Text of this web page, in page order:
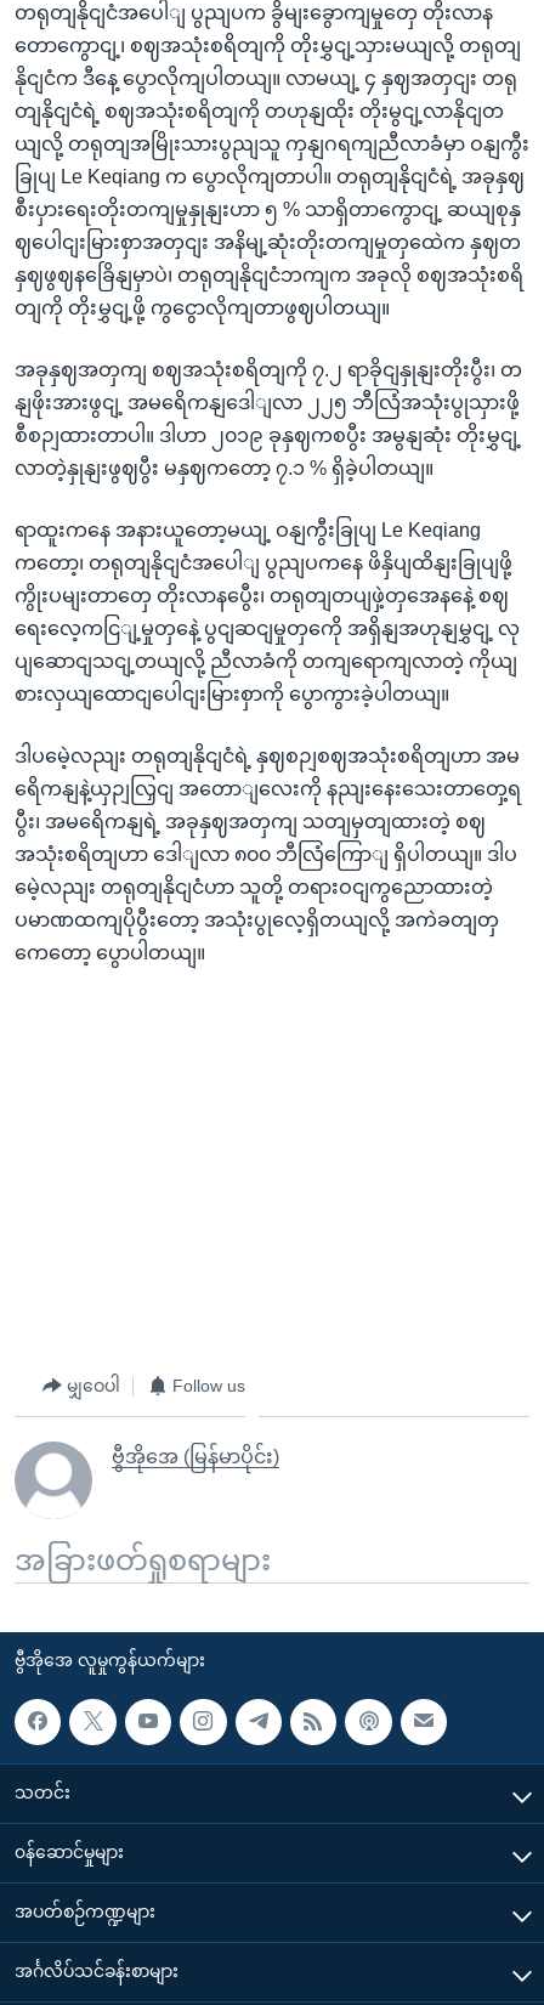
တရုတျနိုငျငံအပေါျ ပွညျပက ခွိမျးခွောကျမှုတှေ တိုးလာန
တောကွောငျ့၊ စဈအသုံးစရိတျကို တိုးမွှငျ့သှားမယျလို့ တရုတျ
နိုငျငံက ဒီနေ့ ပွောလိုကျပါတယျ။ လာမယျ့ ၄ နှဈအတှငျး တရု
တျနိုငျငံရဲ့ စဈအသုံးစရိတျကို တဟုနျထိုး တိုးမွငျ့လာနိုငျတ
ယျလို့ တရုတျအမြိုးသားပွညျသူ ကှနျဂရကျညီလာခံမှာ ဝနျကွီး
ခြုပျ Le Keqiang က ပွောလိုကျတာပါ။ တရုတျနိုငျငံရဲ့ အခုနှဈ
စီးပှားရေးတိုးတကျမှုနှုနျးဟာ ၅ % သာရှိတာကွောငျ့ ဆယျစုနှ
ဈပေါငျးမြားစှာအတှငျး အနိမျ့ဆုံးတိုးတကျမှုတှထေဲက နှဈတ
နှဈဖွဈနခြေိနျမှာပဲ၊ တရုတျနိုငျငံဘကျက အခုလို စဈအသုံးစရိ
တျကို တိုးမွှငျ့ဖို့ ကွငွောလိုကျတာဖွဈပါတယျ။
အခုနှဈအတှကျ စဈအသုံးစရိတျကို ၇.၂ ရာခိုငျနှုနျးတိုးပွီး၊ တ
နျဖိုးအားဖွငျ့ အမရေိကနျဒေါျလာ ၂၂၅ ဘီလြံအသုံးပွုသှားဖို့
စီစဉျထားတာပါ။ ဒါဟာ ၂၀၁၉ ခုနှဈကစပွီး အမွနျဆုံး တိုးမွှငျ့
လာတဲ့နှုနျးဖွဈပွီး မနှဈကတော့ ၇.၁ % ရှိခဲ့ပါတယျ။
ရာထူးကနေ အနားယူတော့မယျ့ ဝနျကွီးခြုပျ Le Keqiang
ကတော့၊ တရုတျနိုငျငံအပေါျ ပွညျပကနေ ဖိနှိပျထိနျးခြုပျဖို့
ကွိုးပမျးတာတှေ တိုးလာနပွေီး၊ တရုတျတပျဖှဲ့တှအေနနေဲ့ စဈ
ရေးလေ့ကငြျ့မှုတှနေဲ့ ပွငျဆငျမှုတှကေို အရှိနျအဟုနျမွှငျ့ လု
ပျဆောငျသငျ့တယျလို့ ညီလာခံကို တကျရောကျလာတဲ့ ကိုယျ
စားလှယျထောငျပေါငျးမြားစှာကို ပွောကွားခဲ့ပါတယျ။
ဒါပမေဲ့လညျး တရုတျနိုငျငံရဲ့ နှဈစဉျစဈအသုံးစရိတျဟာ အမ
ရေိကနျနဲ့ယှဉျလြှငျ အတောျလေးကို နညျးနေးသေးတာတှေ့ရ
ပွီး၊ အမရေိကနျရဲ့ အခုနှဈအတှကျ သတျမှတျထားတဲ့ စဈ
အသုံးစရိတျဟာ ဒေါျလာ ၈၀၀ ဘီလြံကြောျ ရှိပါတယျ။ ဒါပ
မေဲ့လညျး တရုတျနိုငျငံဟာ သူတို့ တရားဝငျကွညောထားတဲ့
ပမာဏထကျပိုပွီးတော့ အသုံးပွုလေ့ရှိတယျလို့ အကဲခတျတှ
ကေတော့ ပွောပါတယျ။
မျှဝေပါ Follow us
ဗွီအိုအေ (မြန်မာပိုင်း)
အခြားဖတ်ရှုစရာများ
ဗွီအိုအေ လူမှုကွန်ယက်များ
သတင်း
၀န်ဆောင်မှုများ
အပတ်စဉ်ကဏ္ဍများ
အင်္ဂလိပ်သင်ခန်းစာများ